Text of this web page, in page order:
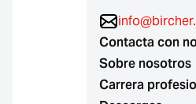
Contacta con
Sobre nosotros
Carrera